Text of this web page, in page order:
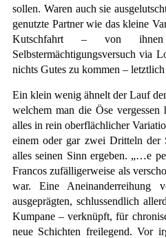
sollen. Waren auch sie
genutzte Partner wie das kleine
Kutschfahrt – von
Selbstermächtigungsversuch via
nichts Gutes zu kommen –
Ein klein wenig ähnelt der Lauf
welchem man die Öse
alles in rein oberflächlicher
einem oder gar zwei Dritteln der
alles seinen Sinn ergeben. „…e
Francos zufälligerweise als
war. Eine
ausgeprägten, schlussendlich
Kumpane – verknüpft, für
neue Schichten freilegend. Vor